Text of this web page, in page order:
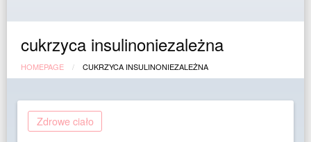
cukrzyca insulinoniezależna
HOMEPAGE CUKRZYCA INSULINONIEZALEŻNA
Zdrowe ciało